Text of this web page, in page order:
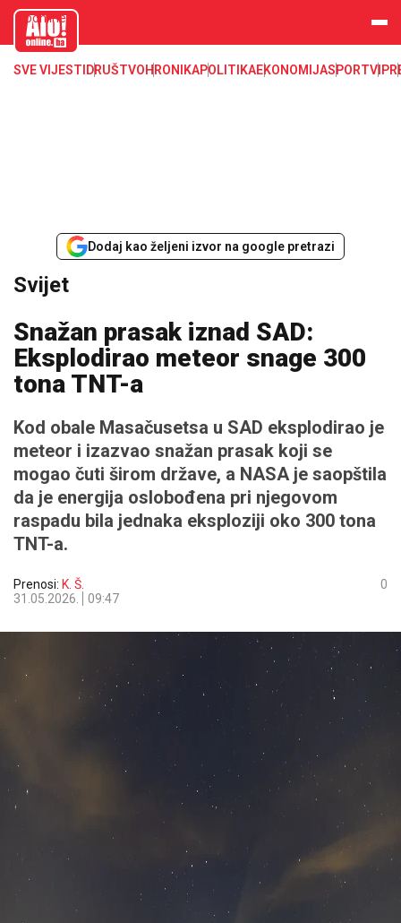
aloonline.b
SVE VIJESTI DRUŠTVOHRONIKAPOLITIKAEKONOMIJASPORTVIP
Dodaj kao željeni izvor na google pretrazi
Svijet
Snažan prasak iznad SAD:
Eksplodirao meteor snage 300
tona TNT-a
Kod obale Masačusetsa u SAD eksplodirao je
meteor i izazvao snažan prasak koji se
mogao čuti širom države, a NASA je saopštila
da je energija oslobođena pri njegovom
raspadu bila jednaka eksploziji oko 300 tona
TNT-a.
Prenosi: K. Š.
31.05.2026.
09:47
0